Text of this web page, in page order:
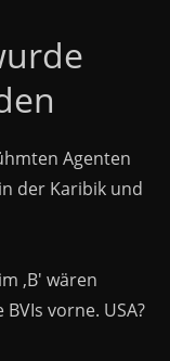
Agenten
der Karibik und
,B' wären
vorne. USA?